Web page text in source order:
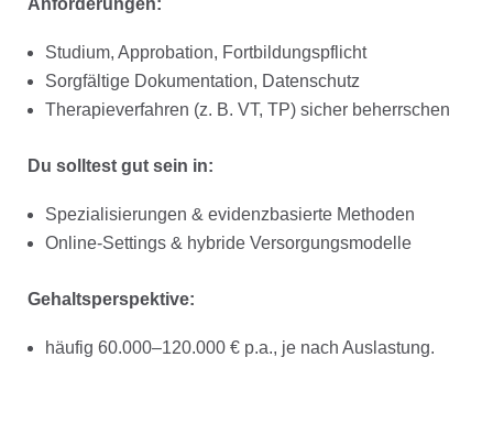
Anforderungen:
Studium, Approbation, Fortbildungspflicht
Sorgfältige Dokumentation, Datenschutz
Therapieverfahren (z. B. VT, TP) sicher beherrschen
Du solltest gut sein in:
Spezialisierungen & evidenzbasierte Methoden
Online-Settings & hybride Versorgungsmodelle
Gehaltsperspektive:
häufig 60.000–120.000 € p.a., je nach Auslastung.